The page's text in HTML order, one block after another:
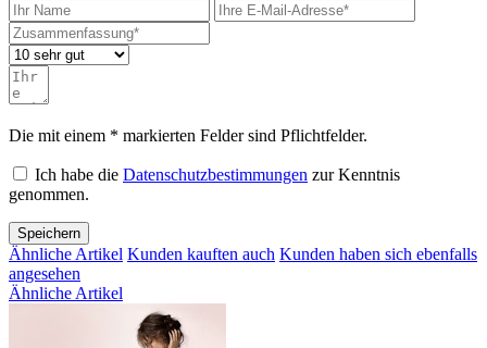
Die mit einem * markierten Felder sind Pflichtfelder.
Ich habe die Datenschutzbestimmungen zur Kenntnis
genommen.
Speichern
Ähnliche Artikel Kunden kauften auch Kunden haben sich ebenfalls
angesehen
Ähnliche Artikel